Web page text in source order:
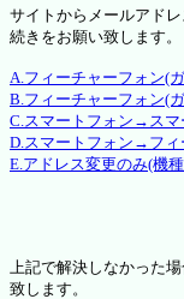
サイトからメールアド
続きをお願い致します。
A.フィーチャーフォン(
B.フィーチャーフォン(
C.スマートフォン→スマ
D.スマートフォン→フィ
E.アドレス変更のみ(機
上記で解決しなかった場
致します。